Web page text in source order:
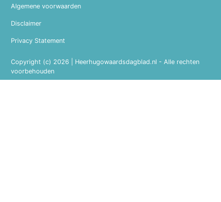
Copyright (c) 2026 | Heerhugowaardsdagblad.nl - Alle rechten
voorbehouden
Algemene voorwaarden
Disclaimer
Privacy Statement